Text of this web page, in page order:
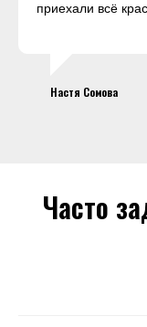
приехали всё
Настя Сомова
Часто